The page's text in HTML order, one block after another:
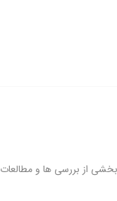
از بررسی ها و مطالعات